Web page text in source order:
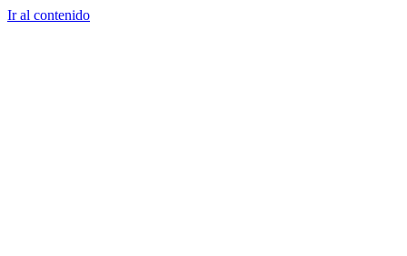
Ir al contenido